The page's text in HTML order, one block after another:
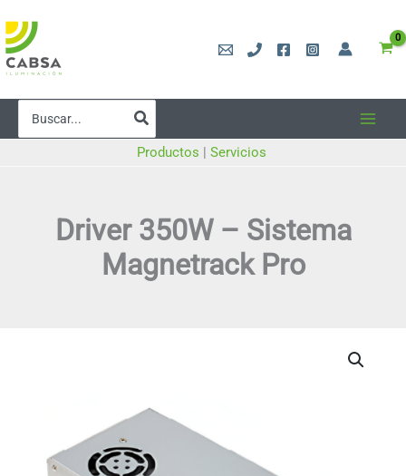
al
contenido
por:
Productos | Servicios
Driver 350W – Sistema
Magnetrack Pro